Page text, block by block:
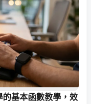
基本函數教學，效